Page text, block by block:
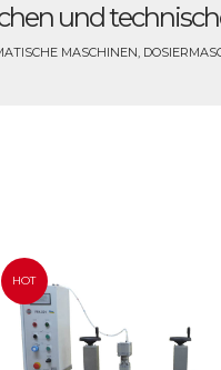
und
MASCHINEN,
HOT